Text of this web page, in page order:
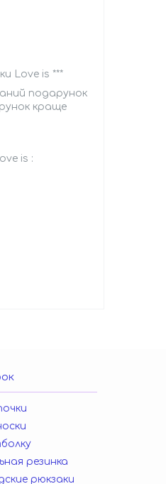
Love is ***
подарунок
краще
is :
резинка
рюкзаки